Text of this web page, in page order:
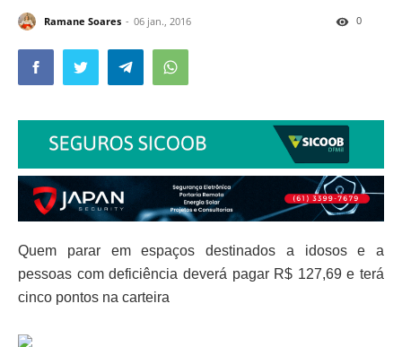
Ramane Soares 06 jan., 2016 0
Quem parar em espaços destinados a idosos e a
pessoas com deficiência deverá pagar R$ 127,69 e terá
cinco pontos na carteira